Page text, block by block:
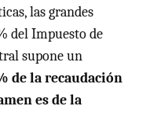
las grandes
del Impuesto de
supone un
de la recaudación
es de la